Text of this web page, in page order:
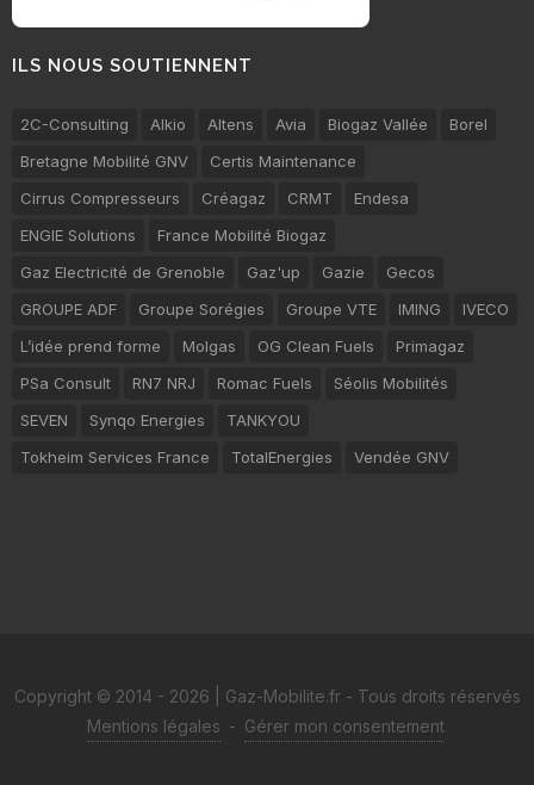
ILS NOUS SOUTIENNENT
2C-Consulting Alkio Altens Avia Biogaz Vallée
Borel
Bretagne Mobilité GNV
Certis Maintenance
Cirrus Compresseurs
Créagaz CRMT
Endesa
ENGIE Solutions
France Mobilité Biogaz
Gaz Electricité de Grenoble
Gaz'up Gazie
Gecos
GROUPE ADF
Groupe Sorégies Groupe VTE IMING
IVECO
L’idée prend forme
Molgas OG Clean Fuels
Primagaz
PSa Consult
RN7 NRJ Romac Fuels
Séolis Mobilités
SEVEN
Synqo Energies
TANKYOU
Tokheim Services France
TotalEnergies Vendée GNV
Copyright © 2014 - 2026 | Gaz-Mobilite.fr - Tous droits réservés
Mentions légales - Gérer mon consentement